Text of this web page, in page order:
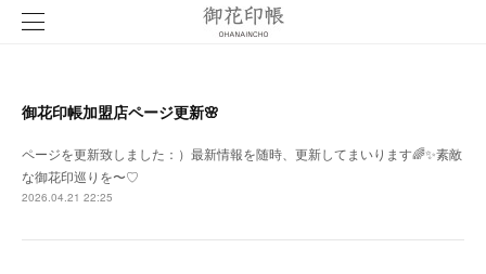
御花印帳加盟店ページ更新🌸
ページを更新致しました：）最新情報を随時、更新してまいります🌈✨素敵
な御花印巡りを〜♡
2026.04.21 22:25